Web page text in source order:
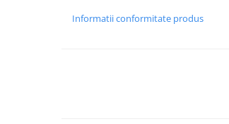
Informatii conformitate produs